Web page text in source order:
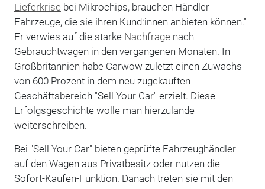
Lieferkrise bei Mikrochips, brauchen Händler
Fahrzeuge, die sie ihren Kund:innen anbieten können."
Er verwies auf die starke Nachfrage nach
Gebrauchtwagen in den vergangenen Monaten. In
Großbritannien habe Carwow zuletzt einen Zuwachs
von 600 Prozent in dem neu zugekauften
Geschäftsbereich "Sell Your Car" erzielt. Diese
Erfolgsgeschichte wolle man hierzulande
weiterschreiben.
Bei "Sell Your Car" bieten geprüfte Fahrzeughändler
auf den Wagen aus Privatbesitz oder nutzen die
Sofort-Kaufen-Funktion. Danach treten sie mit den